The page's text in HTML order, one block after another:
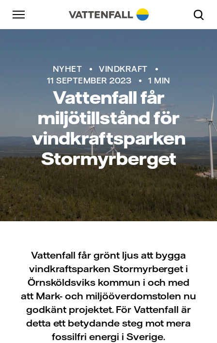
Skip to content
Gå till huvudnavigeringen
Gå till sidfoten
NYHET
VINDKRAFT
11 SEPTEMBER 2023
1 MIN
Vattenfall får
miljötillstånd för
vindkraftsparken
Stormyrberget
Vattenfall får grönt ljus att bygga
vindkraftsparken Stormyrberget i
Örnsköldsviks kommun i och med
att Mark- och miljööverdomstolen nu
godkänt projektet. För Vattenfall är
detta ett betydande steg mot mera
fossilfri energi i Sverige.
Gå till huvudnavigeringen